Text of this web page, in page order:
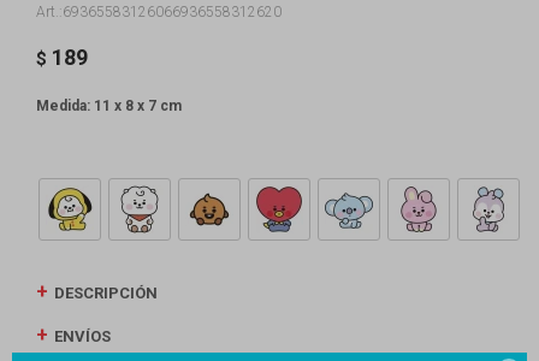
69365583126066936558312620
$ 189
Medida: 11 x 8 x 7 cm
DESCRIPCIÓN
ENVÍOS